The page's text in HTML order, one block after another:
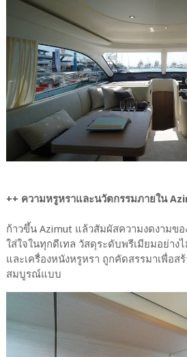
++ ความหรูหราและนวัตกรรมภายใน
ก้าวขึ้น Azimut แล้วสัมผัสความงดงามข
ใส่ใจในทุกดีเทล วัสดุระดับพรีเมียมอย่าง
และเครื่องหนังหรูหรา ถูกคัดสรรมาเพื่อส
สมบูรณ์แบบ